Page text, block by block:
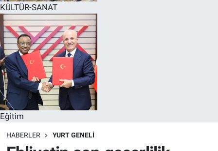
KÜLTÜR-SANAT
Eğitim
HABERLER YURT GENELİ